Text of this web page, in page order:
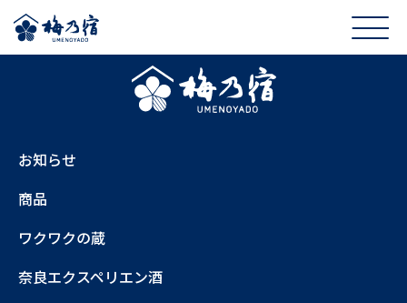
お知らせ
商品
ワクワクの蔵
奈良エクスペリエン酒